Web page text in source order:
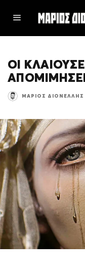
ΟΙ
ΜΆΡΙΟΣ ΔΙΟΝΈΛΛΗΣ